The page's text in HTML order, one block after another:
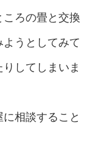
ろの畳と交換
うとしてみて
してしまいま
相談すること